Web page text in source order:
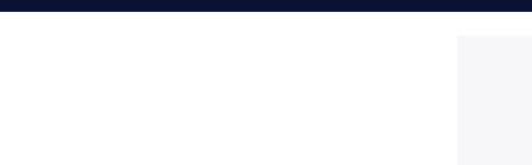
Skip